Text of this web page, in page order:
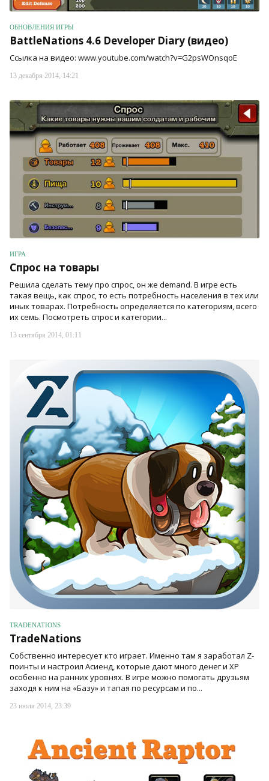
ОБНОВЛЕНИЯ ИГРЫ
BattleNations 4.6 Developer Diary (видео)
Ссылка на видео: www.youtube.com/watch?v=G2psWOnsqoE
13 декабря 2014, 14:21
ИГРА
Спрос на товары
Решила сделать тему про спрос, он же demand. В игре есть
такая вещь, как спрос, то есть потребность населения в тех или
иных товарах. Потребность определяется по категориям, всего
их семь. Посмотреть спрос и категории...
13 сентября 2014, 01:11
TRADENATIONS
TradeNations
Собственно интересует кто играет. Именно там я заработал Z-
поинты и настроил Асиенд, которые дают много денег и XP
особенно на ранних уровнях. В игре можно помогать друзьям
заходя к ним на «Базу» и тапая по ресурсам и по...
23 июля 2014, 23:39